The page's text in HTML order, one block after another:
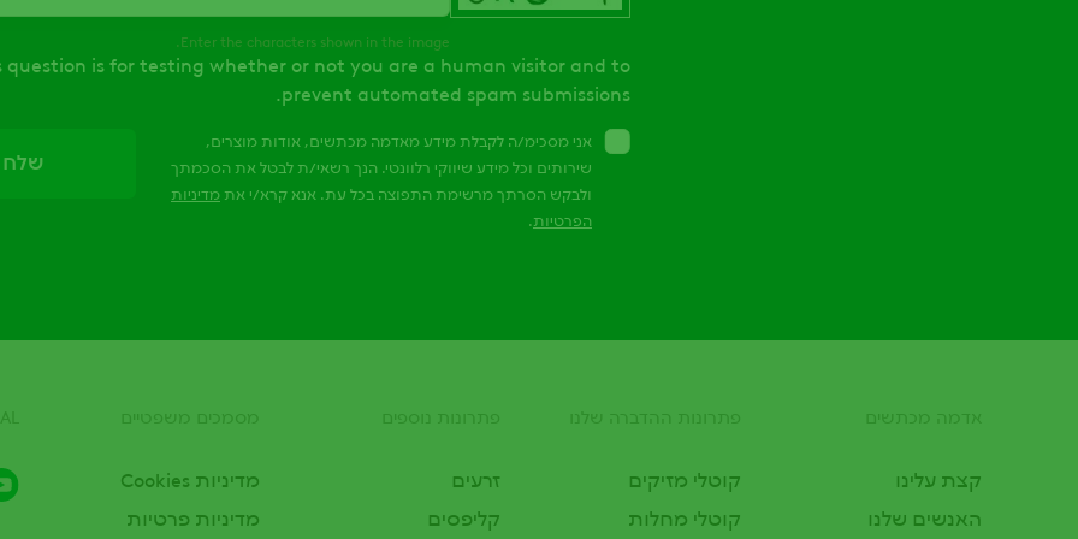
Enter the characters shown in the image.
question is for testing whether or not you are a human visitor and to
prevent automated spam submissions.
אני מסכימ/ה לקבלת מידע מאדמה מכתשים, אודות מוצרים,
שירותים וכל מידע שיווקי רלוונטי. הנך רשאי/ת לבטל את הסכמתך
ולבקש הסרתך מרשימת התפוצה בכל עת. אנא קרא/י את מדיניות
הפרטיות.
קצת עלינו
האנשים שלנו
קוטלי מזיקים
קוטלי מחלות
זרעים
קליפסים
מדיניות Cookies
מדיניות פרטיות